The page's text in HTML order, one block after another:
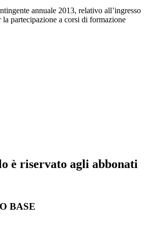
annuale 2013, relativo all’ingresso
partecipazione a corsi di formazione
è riservato agli abbonati
BASE